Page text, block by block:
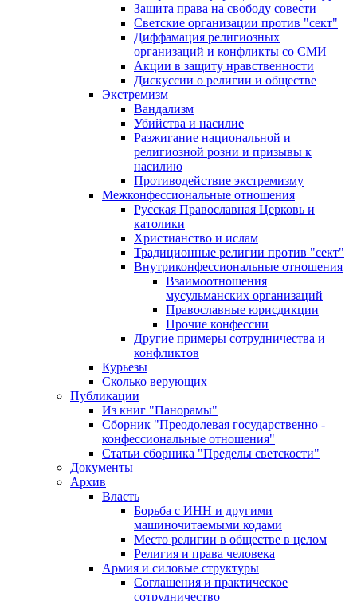
Защита права на свободу совести
Светские организации против "сект"
Диффамация религиозных
организаций и конфликты со СМИ
Акции в защиту нравственности
Дискуссии о религии и обществе
Экстремизм
Вандализм
Убийства и насилие
Разжигание национальной и
религиозной розни и призывы к
насилию
Противодействие экстремизму
Межконфессиональные отношения
Русская Православная Церковь и
католики
Христианство и ислам
Традиционные религии против "сект"
Внутриконфессиональные отношения
Взаимоотношения
мусульманских организаций
Православные юрисдикции
Прочие конфессии
Другие примеры сотрудничества и
конфликтов
Курьезы
Сколько верующих
Публикации
Из книг "Панорамы"
Сборник "Преодолевая государственно -
конфессиональные отношения"
Статьи сборника "Пределы светскости"
Документы
Архив
Власть
Борьба с ИНН и другими
машиночитаемыми кодами
Место религии в обществе в целом
Религия и права человека
Армия и силовые структуры
Соглашения и практическое
сотрудничество